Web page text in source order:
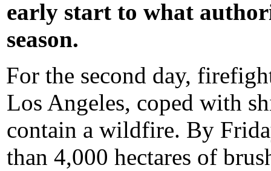
early start to what
season.
For the second day,
Los Angeles, coped with
contain a wildfire. By
than 4,000 hectares of